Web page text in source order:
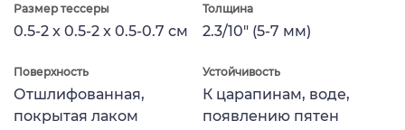
Размер тессеры
0.5-2 x 0.5-2 x 0.5-0.7 см
Толщина
2.3/10" (5-7 мм)
Поверхность
Отшлифованная,
покрытая лаком
Устойчивость
К царапинам, воде,
появлению пятен